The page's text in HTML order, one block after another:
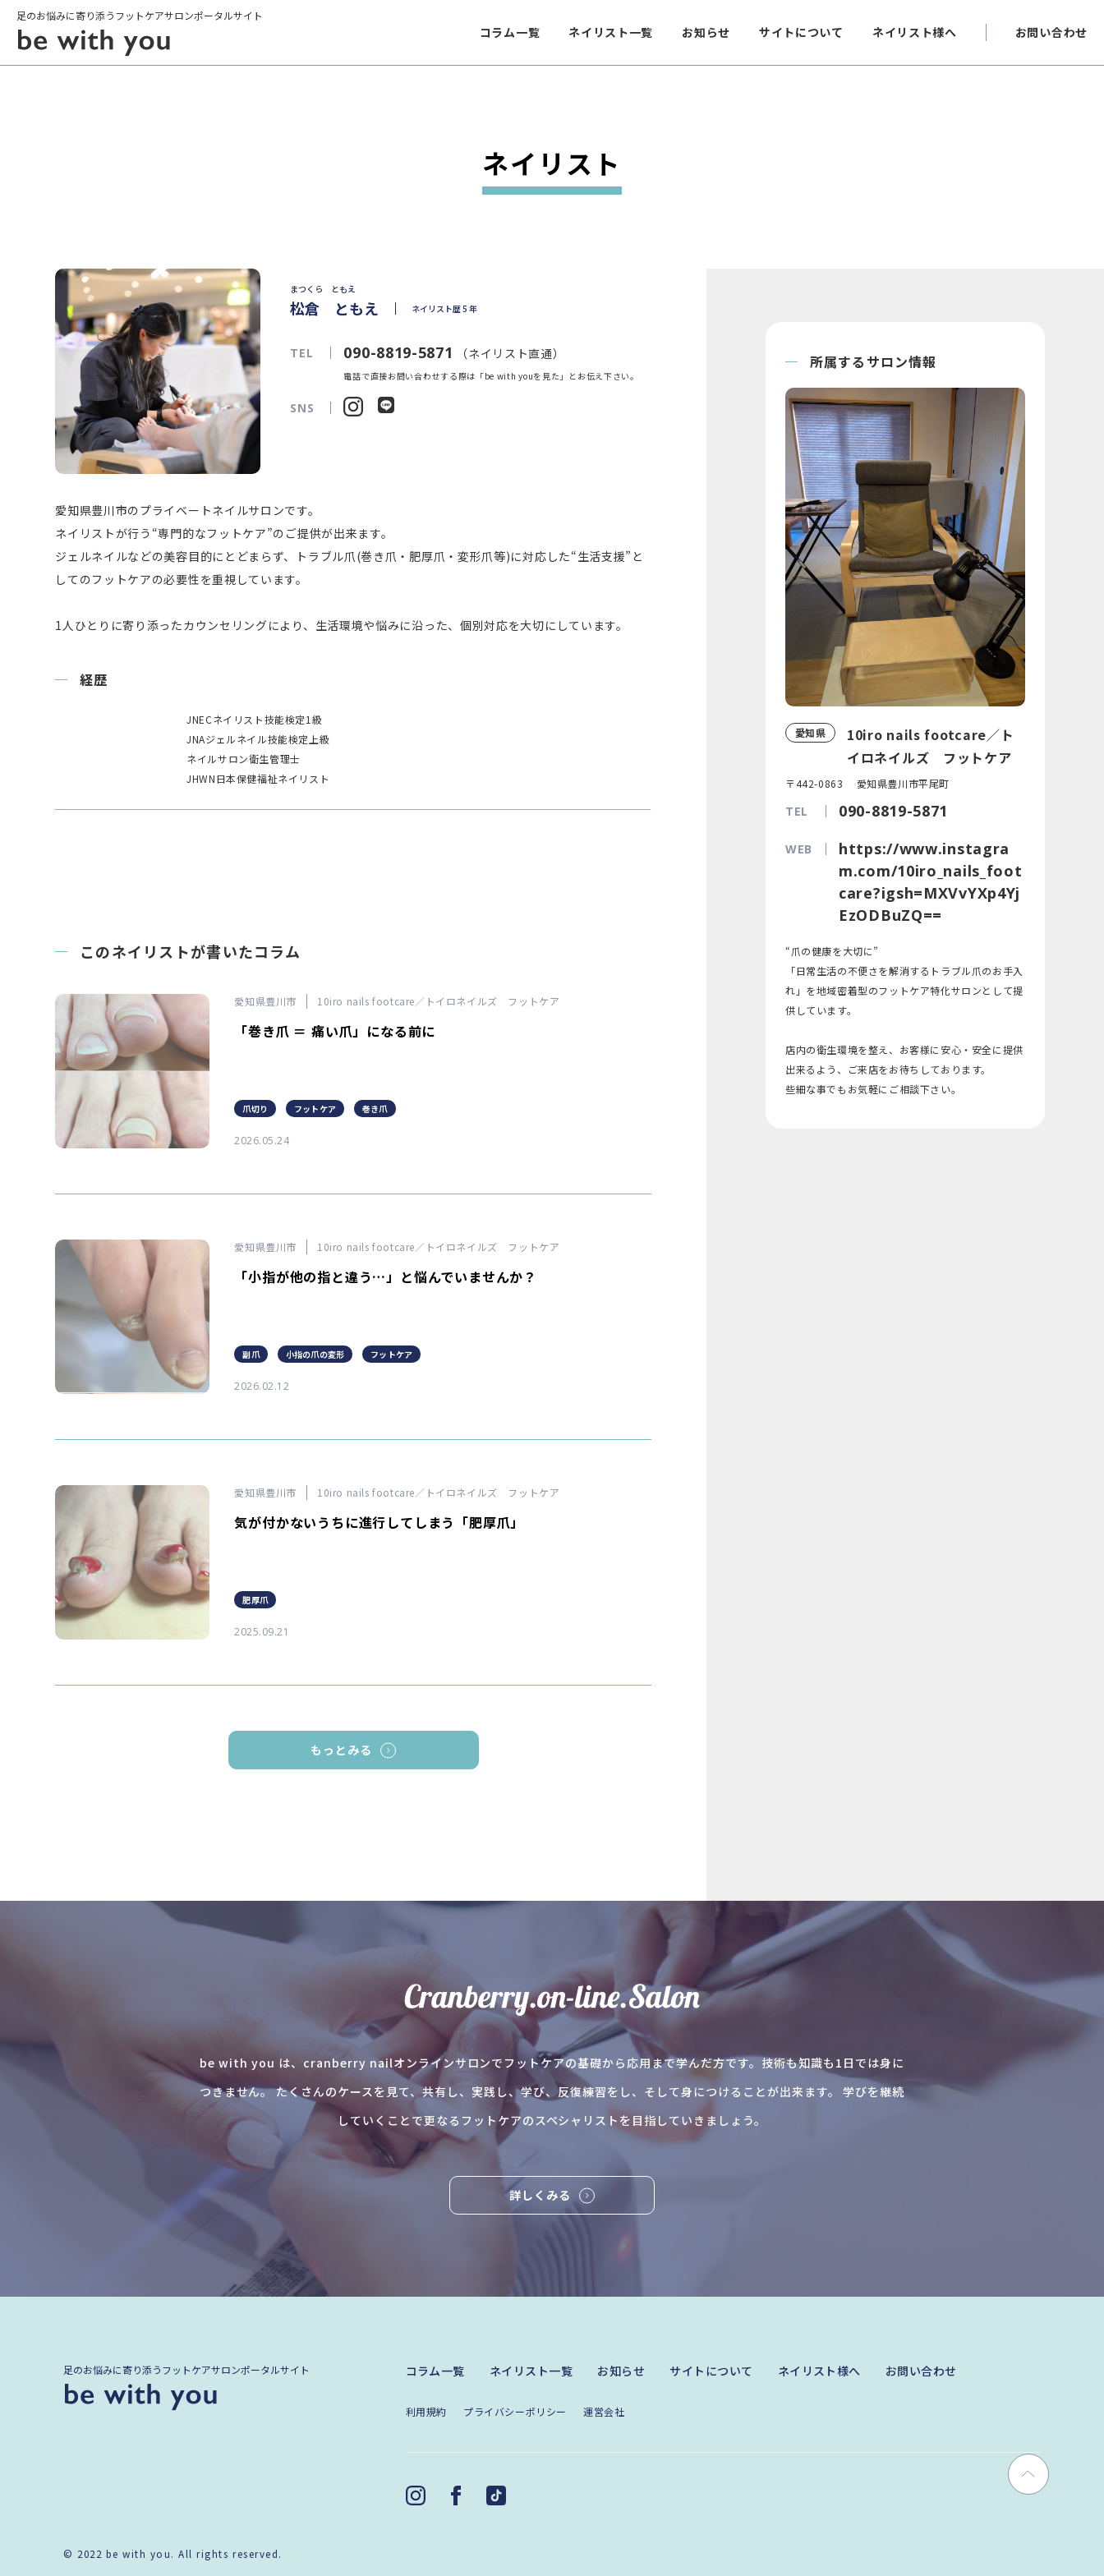
足のお悩みに寄り添うフットケアサロンポータルサイト
コラム一覧 ネイリスト一覧 お知らせ サイトについて ネイリスト様へ お問い合わせ
ネイリスト
まつくら ともえ
松倉 ともえ ネイリスト歴 5 年
TEL 090-8819-5871 （ネイリスト直通）
電話で直接お問い合わせする際は「be with youを見た」とお伝え下さい。
SNS
愛知県豊川市のプライベートネイルサロンです。
ネイリストが行う“専門的なフットケア”のご提供が出来ます。
ジェルネイルなどの美容目的にとどまらず、トラブル爪(巻き爪・肥厚爪・変形爪等)に対応した“生活支援”と
してのフットケアの必要性を重視しています。
1人ひとりに寄り添ったカウンセリングにより、生活環境や悩みに沿った、個別対応を大切にしています。
経歴
JNECネイリスト技能検定1級
JNAジェルネイル技能検定上級
ネイルサロン衛生管理士
JHWN日本保健福祉ネイリスト
このネイリストが書いたコラム
愛知県豊川市 10iro nails footcare／トイロネイルズ フットケア
「巻き爪 ＝ 痛い爪」になる前に
爪切り フットケア 巻き爪
2026.05.24
愛知県豊川市 10iro nails footcare／トイロネイルズ フットケア
「小指が他の指と違う…」と悩んでいませんか？
副爪 小指の爪の変形 フットケア
2026.02.12
愛知県豊川市 10iro nails footcare／トイロネイルズ フットケア
気が付かないうちに進行してしまう「肥厚爪」
肥厚爪
2025.09.21
もっとみる
所属するサロン情報
愛知県
10iro nails footcare／ト
イロネイルズ フットケア
〒442-0863 愛知県豊川市平尾町
TEL 090-8819-5871
WEB
https://www.instagra
m.com/10iro_nails_foot
care?igsh=MXVvYXp4Yj
EzODBuZQ==
“爪の健康を大切に”
「日常生活の不便さを解消するトラブル爪のお手入
れ」を地域密着型のフットケア特化サロンとして提
供しています。
店内の衛生環境を整え、お客様に安心・安全に提供
出来るよう、ご来店をお待ちしております。
些細な事でもお気軽にご相談下さい。
be with you は、cranberry nailオンラインサロンでフットケアの基礎から応用まで学んだ方です。技術も知識も1日では身に
つきません。 たくさんのケースを見て、共有し、実践し、学び、反復練習をし、そして身につけることが出来ます。 学びを継続
していくことで更なるフットケアのスペシャリストを目指していきましょう。
詳しくみる
足のお悩みに寄り添うフットケアサロンポータルサイト コラム一覧 ネイリスト一覧 お知らせ サイトについて ネイリスト様へ お問い合わせ
利用規約 プライバシーポリシー 運営会社
© 2022 be with you. All rights reserved.